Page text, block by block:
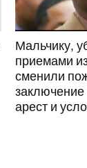
Мальчику,
приемами
сменили
арест и